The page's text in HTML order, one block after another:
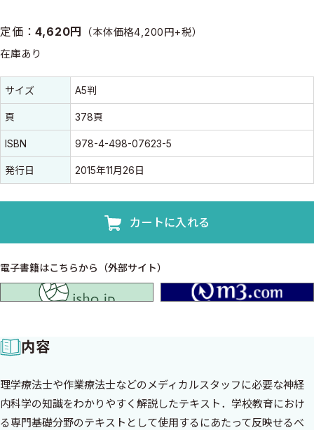
定価：4,620円 （本体価格4,200円+税）
在庫あり
書誌情報
書誌情報
サイズ A5判
頁 378頁
ISBN 978-4-498-07623-5
発行日 2015年11月26日
カートに入れる
電子書籍はこちらから（外部サイト）
内容
理学療法士や作業療法士などのメディカルスタッフに必要な神経
内科学の知識をわかりやすく解説したテキスト．学校教育におけ
る専門基礎分野のテキストとして使用するにあたって反映せるべ